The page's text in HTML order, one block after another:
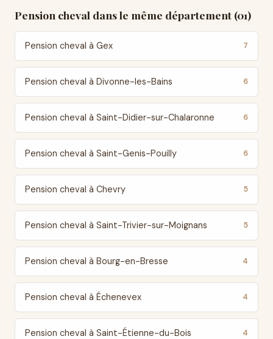
Pension cheval dans le même département (01)
Pension cheval à Gex 7
Pension cheval à Divonne-les-Bains 6
Pension cheval à Saint-Didier-sur-Chalaronne 6
Pension cheval à Saint-Genis-Pouilly 6
Pension cheval à Chevry 5
Pension cheval à Saint-Trivier-sur-Moignans 5
Pension cheval à Bourg-en-Bresse 4
Pension cheval à Échenevex 4
Pension cheval à Saint-Étienne-du-Bois 4